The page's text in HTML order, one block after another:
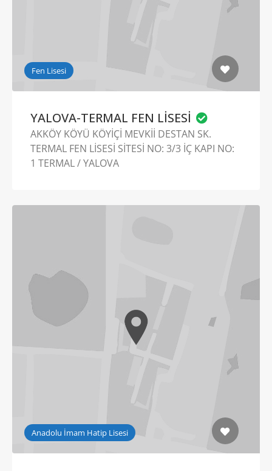
Fen Lisesi
YALOVA-TERMAL FEN LİSESİ
AKKÖY KÖYÜ KÖYİÇİ MEVKİİ DESTAN SK.
TERMAL FEN LİSESİ SİTESİ NO: 3/3 İÇ KAPI NO:
1 TERMAL / YALOVA
Anadolu İmam Hatip Lisesi